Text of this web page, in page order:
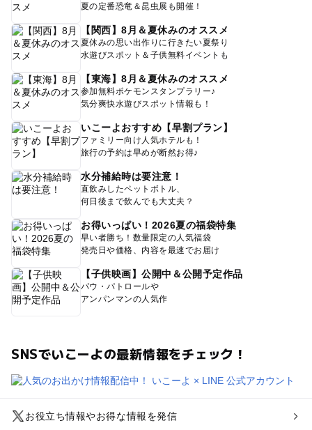
夏の定番恐竜＆昆虫展も開催！
【関西】8月＆夏休みのオススメ
夏休みの思い出作りに行きたい夏祭り
水遊びスポット＆子供無料イベントも
【東海】8月＆夏休みのオススメ
参加無料ポケモンスタンプラリー♪
気分爽快水遊びスポット情報も！
いこーよおすすめ【早割プラン】
ファミリー向け人気ホテルも！
旅行の予約は早めが断然お得♪
水分補給時は要注意！
直飲みしたペットボトル、
何日後まで飲んでも大丈夫？
お得いっぱい！2026夏の福袋特集
早い者勝ち！数量限定の人気福袋
発売日や価格、内容を最速でお届け
【子供映画】公開中＆公開予定作品
パウ・パトロールや
アンパンマンの人気作
SNSでいこーよの最新情報をチェック！
お役立ち情報やお得な情報を発信